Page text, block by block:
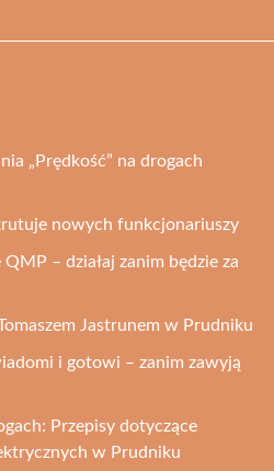
„Prędkość” na drogach
nowych funkcjonariuszy
– działaj zanim będzie za
Jastrunem w Prudniku
i gotowi – zanim zawyją
Przepisy dotyczące
w Prudniku